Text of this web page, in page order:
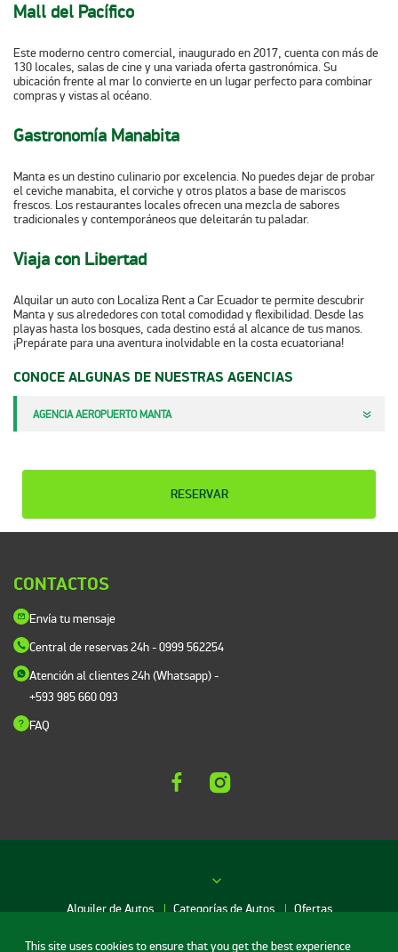
This site uses cookies to ensure that you get the best experience
Mall del Pacífico
Este moderno centro comercial, inaugurado en 2017, cuenta con más de
130 locales, salas de cine y una variada oferta gastronómica. Su
ubicación frente al mar lo convierte en un lugar perfecto para combinar
compras y vistas al océano. ​
Gastronomía Manabita
Manta es un destino culinario por excelencia. No puedes dejar de probar
el ceviche manabita, el corviche y otros platos a base de mariscos
frescos. Los restaurantes locales ofrecen una mezcla de sabores
tradicionales y contemporáneos que deleitarán tu paladar.​
Viaja con Libertad
Alquilar un auto con Localiza Rent a Car Ecuador te permite descubrir
Manta y sus alrededores con total comodidad y flexibilidad. Desde las
playas hasta los bosques, cada destino está al alcance de tus manos.
¡Prepárate para una aventura inolvidable en la costa ecuatoriana!
CONOCE ALGUNAS DE NUESTRAS AGENCIAS
AGENCIA AEROPUERTO MANTA
RESERVAR
CONTACTOS
Envía tu mensaje
Central de reservas 24h- 0999 562254
Atención al clientes 24h (Whatsapp)-
+593 985 660 093
FAQ
Alquiler de Autos Categorías de Autos Ofertas